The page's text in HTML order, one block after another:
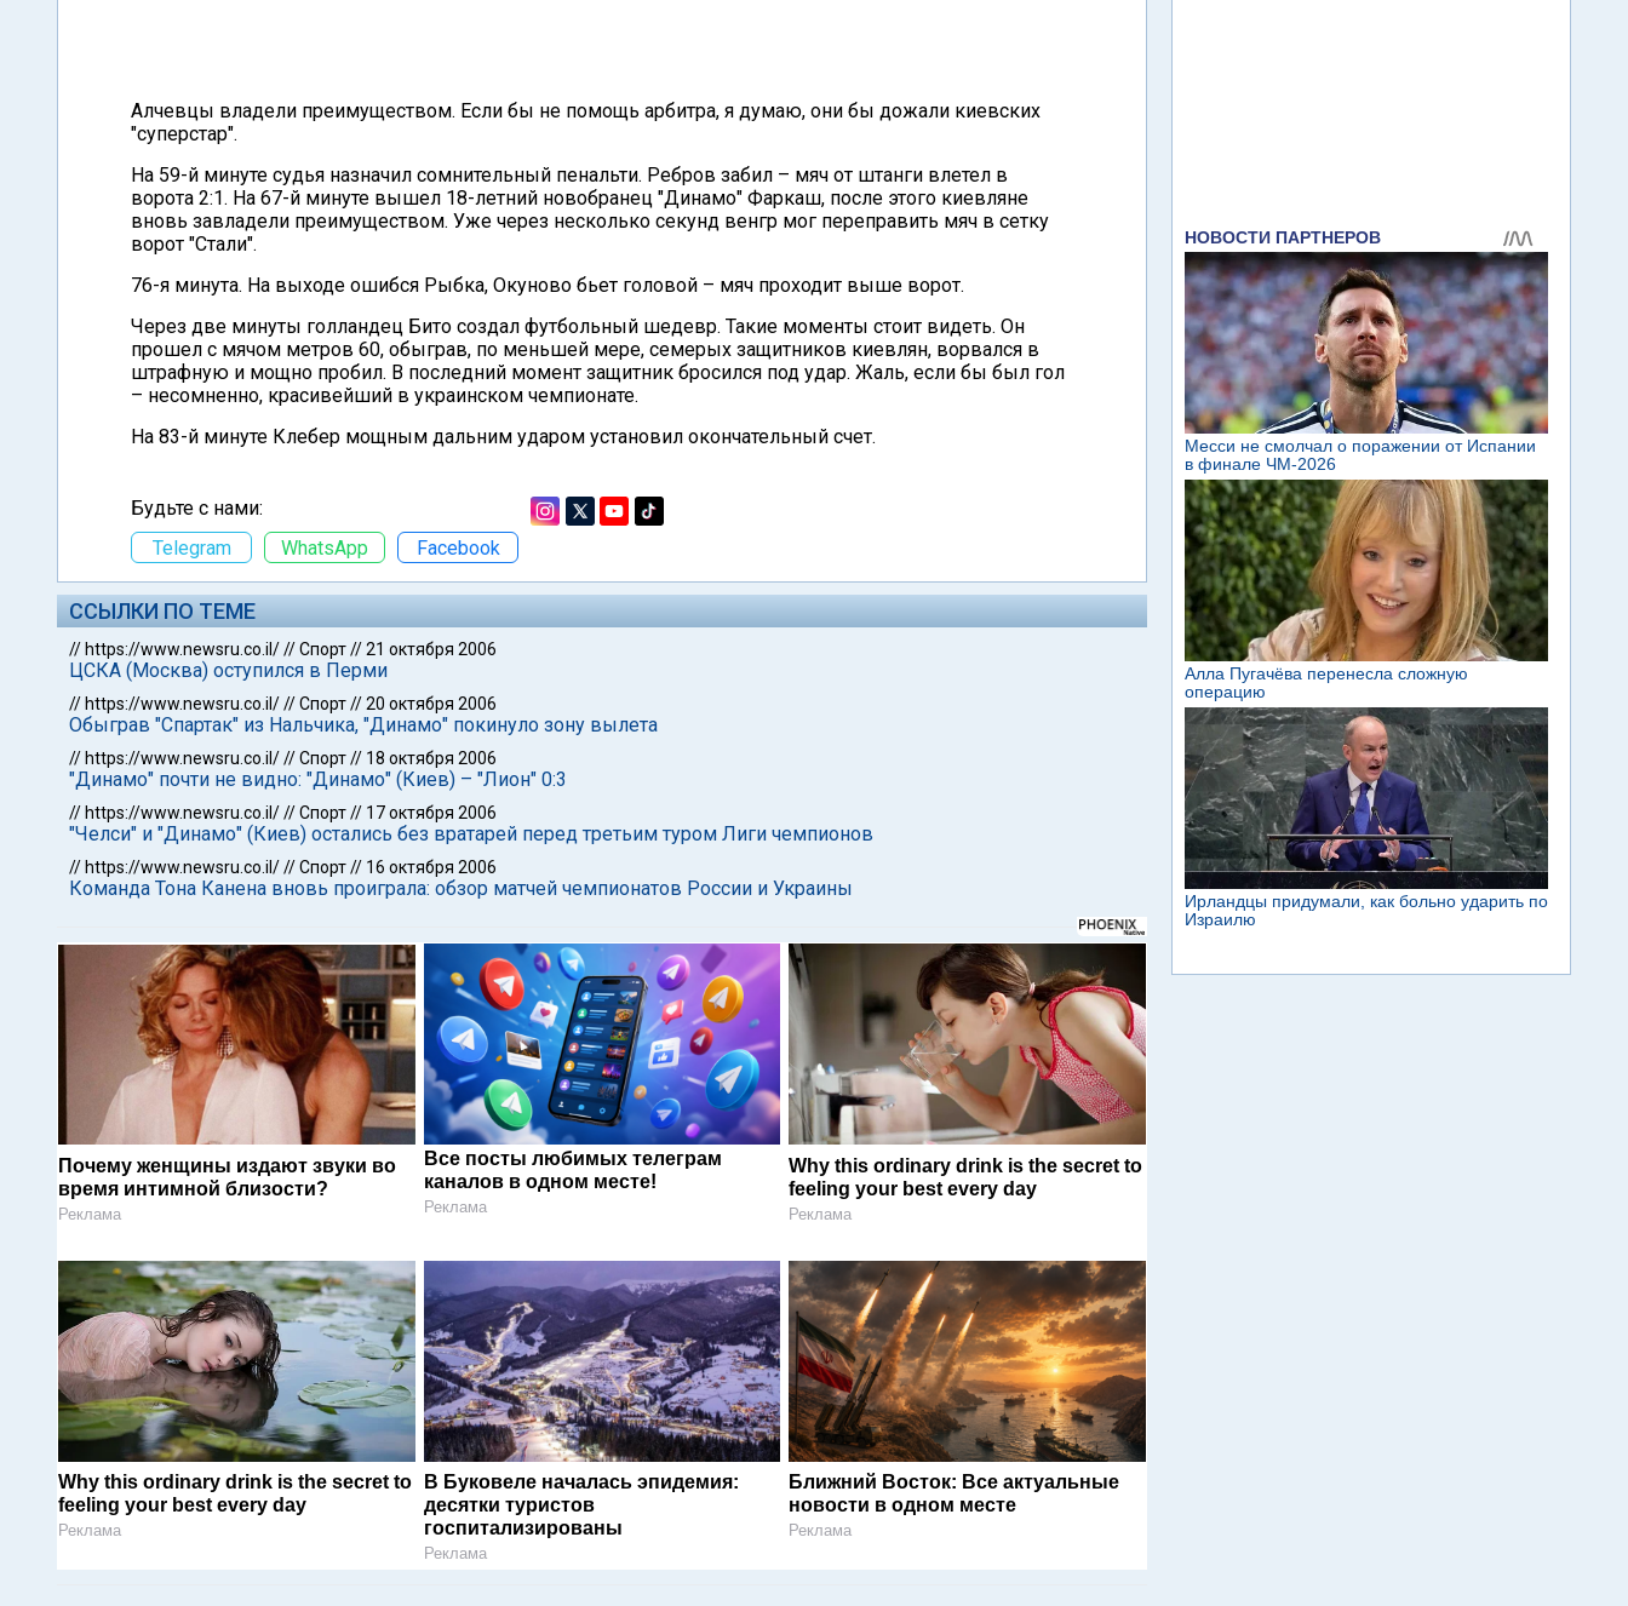
Алчевцы владели преимуществом. Если бы не помощь арбитра, я думаю, они бы дожали киевских
"суперстар".
На 59-й минуте судья назначил сомнительный пенальти. Ребров забил – мяч от штанги влетел в
ворота 2:1. На 67-й минуте вышел 18-летний новобранец "Динамо" Фаркаш, после этого киевляне
вновь завладели преимуществом. Уже через несколько секунд венгр мог переправить мяч в сетку
ворот "Стали".
76-я минута. На выходе ошибся Рыбка, Окуново бьет головой – мяч проходит выше ворот.
Через две минуты голландец Бито создал футбольный шедевр. Такие моменты стоит видеть. Он
прошел с мячом метров 60, обыграв, по меньшей мере, семерых защитников киевлян, ворвался в
штрафную и мощно пробил. В последний момент защитник бросился под удар. Жаль, если бы был гол
– несомненно, красивейший в украинском чемпионате.
На 83-й минуте Клебер мощным дальним ударом установил окончательный счет.
Будьте с нами:
Telegram
WhatsApp Facebook
ССЫЛКИ ПО ТЕМЕ
// https://www.newsru.co.il///Спорт//21 октября 2006
ЦСКА (Москва) оступился в Перми
// https://www.newsru.co.il///Спорт//20 октября 2006
Обыграв "Спартак" из Нальчика, "Динамо" покинуло зону вылета
// https://www.newsru.co.il///Спорт// 18 октября 2006
"Динамо" почти не видно: "Динамо" (Киев) – "Лион" 0:3
// https://www.newsru.co.il///Спорт// 17 октября 2006
"Челси" и "Динамо" (Киев) остались без вратарей перед третьим туром Лиги чемпионов
// https://www.newsru.co.il///Спорт// 16 октября 2006
Команда Тона Канена вновь проиграла: обзор матчей чемпионатов России и Украины
Почему женщины издают звуки во
время интимной близости?
Реклама
Все посты любимых телеграм
каналов в одном месте!
Реклама
Why this ordinary drink is the secret to
feeling your best every day
Реклама
Why this ordinary drink is the secret to
feeling your best every day
Реклама
В Буковеле началась эпидемия:
десятки туристов
госпитализированы
Реклама
Ближний Восток: Все актуальные
новости в одном месте
Реклама